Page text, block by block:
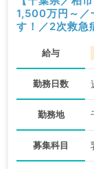
1,500万円～／
す！／2次救急
給与
勤務日数
勤務地
募集科目